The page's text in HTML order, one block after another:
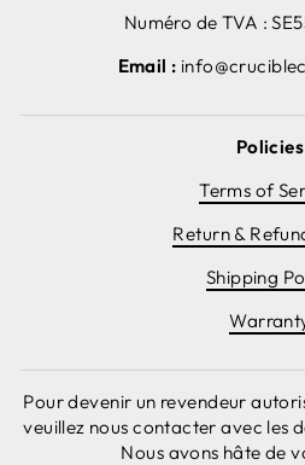
Numéro de TVA :
Email :
Policies
Terms of
Return &
Shipping
Pour devenir un revendeur
veuillez nous contacter avec les
Nous avons hâte de